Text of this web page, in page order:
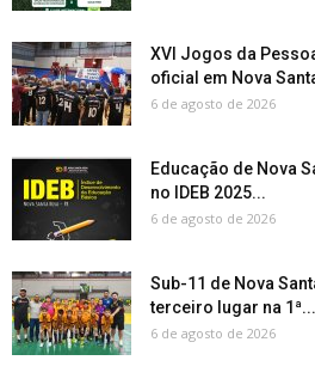
XVI Jogos da
oficial em Nova
6 de agosto de 2026
Educação de Nova
no IDEB 2025...
6 de agosto de 2026
Sub-11 de Nova
terceiro lugar na 1ª...
6 de agosto de 2026